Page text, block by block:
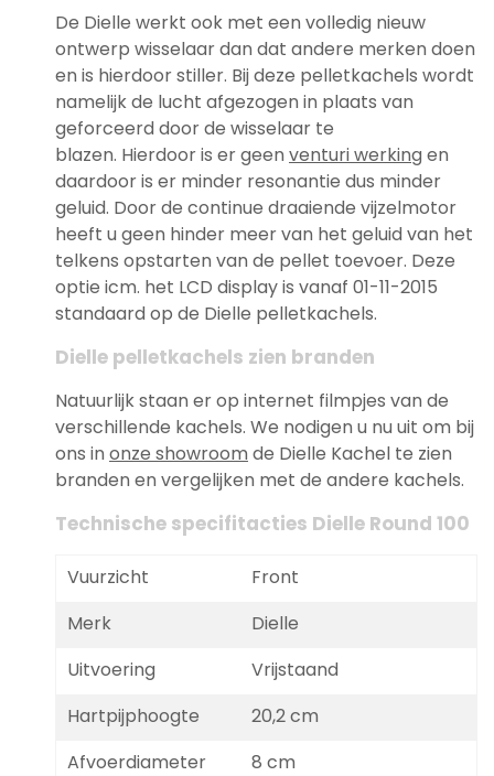
De Dielle werkt ook met een volledig nieuw
ontwerp wisselaar dan dat andere merken doen
en is hierdoor stiller. Bij deze pelletkachels wordt
namelijk de lucht afgezogen in plaats van
geforceerd door de wisselaar te
blazen. Hierdoor is er geen venturi werking en
daardoor is er minder resonantie dus minder
geluid. Door de continue draaiende vijzelmotor
heeft u geen hinder meer van het geluid van het
telkens opstarten van de pellet toevoer. Deze
optie icm. het LCD display is vanaf 01-11-2015
standaard op de Dielle pelletkachels.
Dielle pelletkachels zien branden
Natuurlijk staan er op internet filmpjes van de
verschillende kachels. We nodigen u nu uit om bij
ons in onze showroom de Dielle Kachel te zien
branden en vergelijken met de andere kachels.
Technische specifitacties Dielle Round 100
Vuurzicht
Front
Merk
Dielle
Uitvoering
Vrijstaand
Hartpijphoogte
20,2 cm
Afvoerdiameter
8 cm